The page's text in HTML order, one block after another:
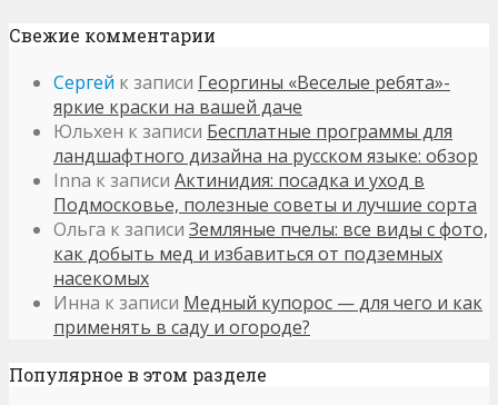
Свежие комментарии
Сергей к записи Георгины «Веселые ребята»-
яркие краски на вашей даче
Юльхен к записи Бесплатные программы для
ландшафтного дизайна на русском языке: обзор
Inna к записи Актинидия: посадка и уход в
Подмосковье, полезные советы и лучшие сорта
Ольга к записи Земляные пчелы: все виды с фото,
как добыть мед и избавиться от подземных
насекомых
Инна к записи Медный купорос — для чего и как
применять в саду и огороде?
Популярное в этом разделе